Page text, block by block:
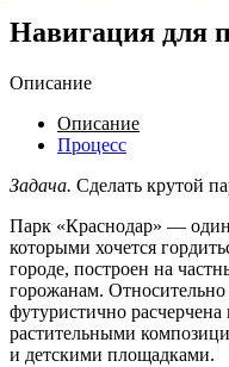
Навигация для
Описание
Описание
Процесс
Задача. Сделать крутой
Парк «Краснодар» —
которыми хочется
городе, построен на
горожанам.
футуристично
растительными
и детскими площадками.